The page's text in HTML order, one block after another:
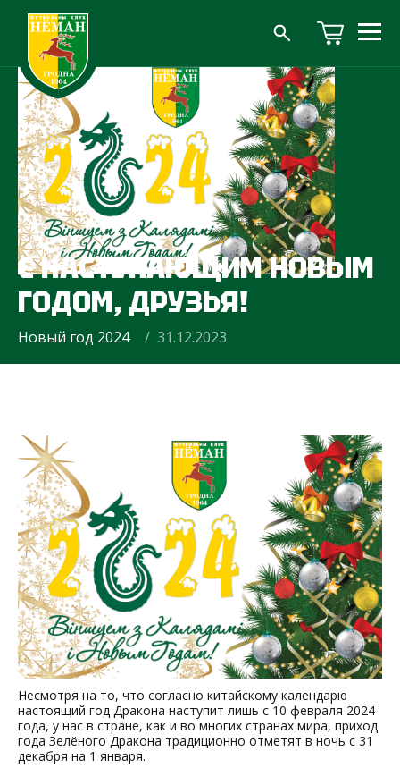
С НАСТУПАЮЩИМ НОВЫМ
ГОДОМ, ДРУЗЬЯ!
Новый год 2024 / 31.12.2023
Несмотря на то, что согласно китайскому календарю
настоящий год Дракона наступит лишь с 10 февраля 2024
года, у нас в стране, как и во многих странах мира, приход
года Зелёного Дракона традиционно отметят в ночь с 31
декабря на 1 января.